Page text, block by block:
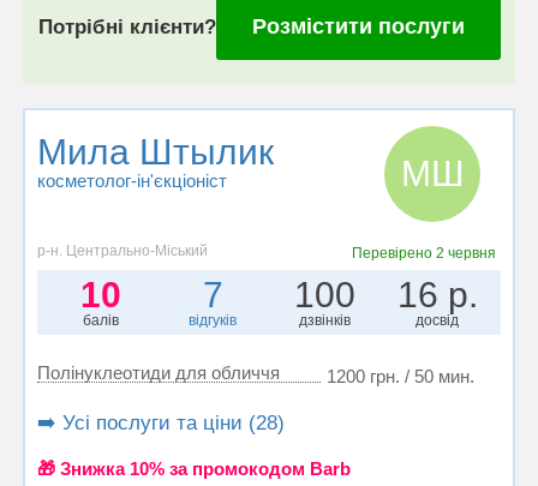
Потрібні клієнти? Розмістити послуги
Мила Штылик
косметолог-ін'єкціоніст МШ
р-н. Центрально-Міський Перевірено 2 червня
10
балів
7
відгуків
100
дзвінків
16 р.
досвід
Полінуклеотиди для обличчя 1200 грн. / 50 мин.
➡️ Усі послуги та ціни (28)
🎁 Знижка 10% за промокодом Barb